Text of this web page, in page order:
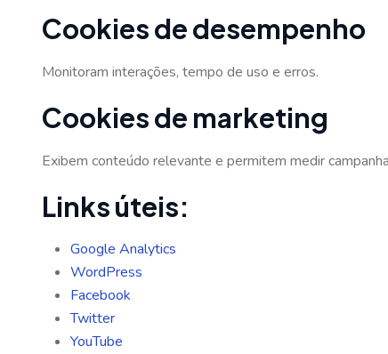
Cookies de desempenho
Monitoram interações, tempo de uso e erros.
Cookies de marketing
Exibem conteúdo relevante e permitem medir
Links úteis:
Google Analytics
WordPress
Facebook
Twitter
YouTube